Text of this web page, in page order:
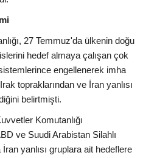
27 Temmuz'da ülkenin doğu
hedef almaya çalışan çok
engellenerek imha
topraklarından ve İran yanlısı
belirtmişti.
Komutanlığı
ve Suudi Arabistan Silahlı
yanlısı gruplara ait hedeflere